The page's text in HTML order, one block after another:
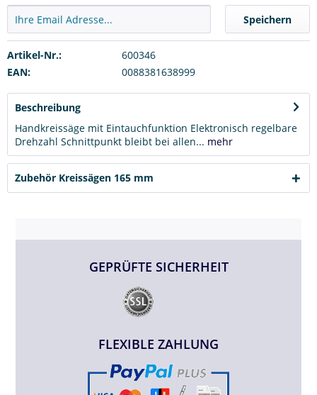
Speichern
Artikel-Nr.:
600346
EAN:
0088381638999
Beschreibung
Handkreissäge mit Eintauchfunktion Elektronisch regelbare
Drehzahl Schnittpunkt bleibt bei allen... mehr
Zubehör Kreissägen 165 mm
GEPRÜFTE SICHERHEIT
FLEXIBLE ZAHLUNG